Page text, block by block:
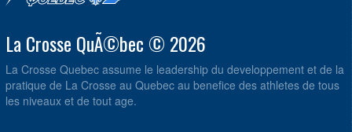
La Crosse QuÃ©bec © 2026
La Crosse Quebec assume le leadership du developpement et de la
pratique de La Crosse au Quebec au benefice des athletes de tous
les niveaux et de tout age.